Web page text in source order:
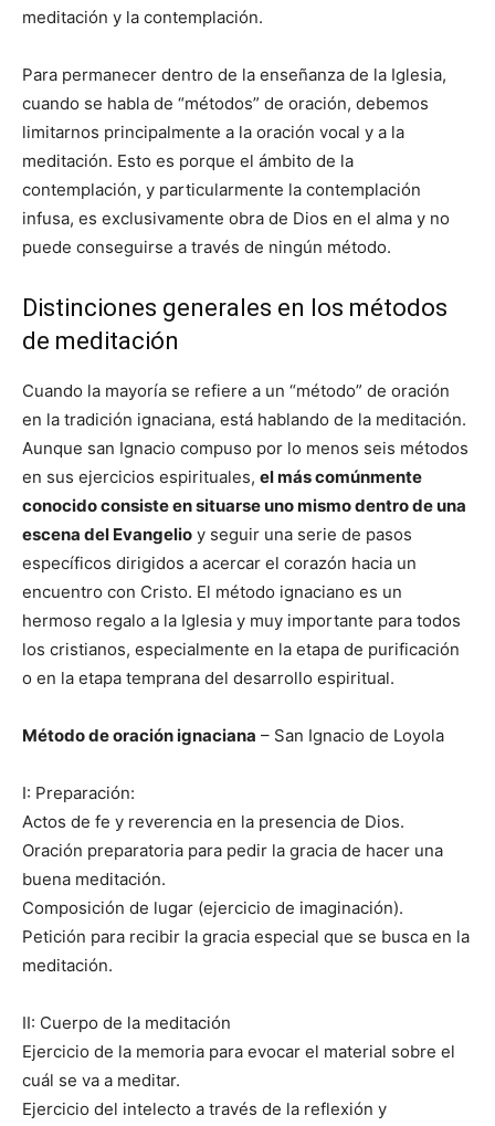
meditación y la contemplación.
Para permanecer dentro de la enseñanza de la Iglesia,
cuando se habla de “métodos” de oración, debemos
limitarnos principalmente a la oración vocal y a la
meditación. Esto es porque el ámbito de la
contemplación, y particularmente la contemplación
infusa, es exclusivamente obra de Dios en el alma y no
puede conseguirse a través de ningún método.
Distinciones generales en los métodos
de meditación
Cuando la mayoría se refiere a un “método” de oración
en la tradición ignaciana, está hablando de la meditación.
Aunque san Ignacio compuso por lo menos seis métodos
en sus ejercicios espirituales, el más comúnmente
conocido consiste en situarse uno mismo dentro de una
escena del Evangelio y seguir una serie de pasos
específicos dirigidos a acercar el corazón hacia un
encuentro con Cristo. El método ignaciano es un
hermoso regalo a la Iglesia y muy importante para todos
los cristianos, especialmente en la etapa de purificación
o en la etapa temprana del desarrollo espiritual.
Método de oración ignaciana – San Ignacio de Loyola
I: Preparación:
Actos de fe y reverencia en la presencia de Dios.
Oración preparatoria para pedir la gracia de hacer una
buena meditación.
Composición de lugar (ejercicio de imaginación).
Petición para recibir la gracia especial que se busca en la
meditación.
II: Cuerpo de la meditación
Ejercicio de la memoria para evocar el material sobre el
cuál se va a meditar.
Ejercicio del intelecto a través de la reflexión y